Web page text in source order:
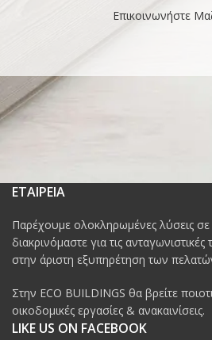
Επικοινωνήστε
ΕΤΑΙΡΕΙΑ
Παρέχουμε ολοκληρωμένες λύσεις
διακρινόμαστε για τις
στην άριστη εξυπηρέτηση των
Στην ECO BUILDINGS θα βρείτε
οικοδομικές εργασίες & ανακαινίσεις.
LIKE US ON FACEBOOK